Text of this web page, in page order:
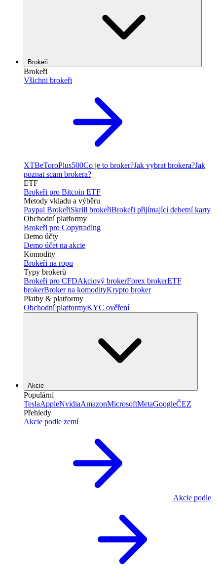
Brokeři
Brokeři
Všichni brokeři
XTBeToroPlus500Co je to broker?Jak vybrat brokera?Jak
poznat scam brokera?
ETF
Brokeři pro Bitcoin ETF
Metody vkladu a výběru
Paypal BrokeřiSkrill brokeřiBrokeři přijímající debetní karty
Obchodní platformy
Brokeři pro Copytrading
Demo účty
Demo účet na akcie
Komodity
Brokeři na ropu
Typy brokerů
Brokeři pro CFDAkciový brokerForex brokerETF
brokerBroker na komodityKrypto broker
Platby & platformy
Obchodní platformyKYC ověření
Akcie
Populární
TeslaAppleNvidiaAmazonMicrosoftMetaGoogleČEZ
Přehledy
Akcie podle zemí
Akcie podle